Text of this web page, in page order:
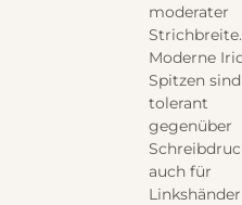
moderater
Strichbreite.
Moderne
Spitzen sind
tolerant
gegenüber
auch für
Linkshänder